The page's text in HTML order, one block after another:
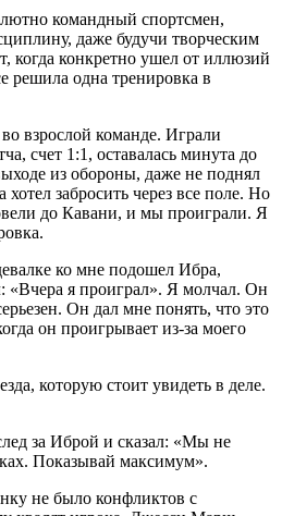
командный спортсмен,
даже будучи творческим
когда конкретно ушел от иллюзий
решила одна тренировка в
взрослой команде. Играли
счет 1:1, оставалась минута до
из обороны, даже не поднял
хотел забросить через все поле. Но
до Кавани, и мы проиграли. Я
ко мне подошел Ибра,
«Вчера я проиграл». Я молчал. Он
Он дал мне понять, что это
он проигрывает из-за моего
за Иброй и сказал: «Мы не
Показывай максимум».
не было конфликтов с